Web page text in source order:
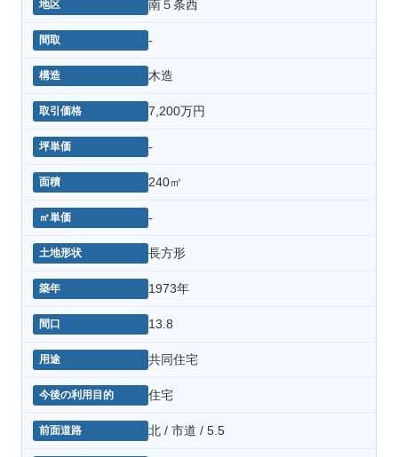
南５条西
-
木造
7,200万円
-
240㎡
-
長方形
1973年
13.8
共同住宅
住宅
北 / 市道 / 5.5